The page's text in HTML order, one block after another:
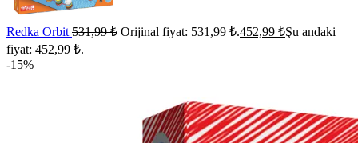
Redka Orbit 531,99₺ Orijinal fiyat: 531,99 ₺.452,99 ₺Şu andaki
fiyat: 452,99 ₺.
-15%